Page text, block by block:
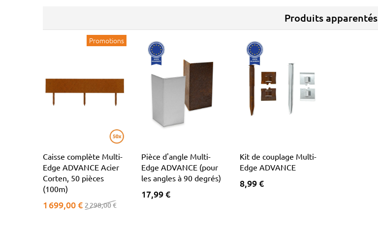
Produits apparentés
Promotions
Caisse complète Multi-
Edge ADVANCE Acier
Corten, 50 pièces
(100m)
1 699,00 € 2 298,00 €
Pièce d'angle Multi-
Edge ADVANCE (pour
les angles à 90 degrés)
17,99 €
Kit de couplage Multi-
Edge ADVANCE
8,99 €